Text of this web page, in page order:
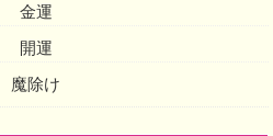
金運
開運
魔除け